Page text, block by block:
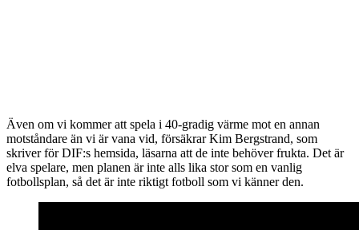
Även om vi kommer att spela i 40-gradig värme mot en annan
motståndare än vi är vana vid, försäkrar Kim Bergstrand, som
skriver för DIF:s hemsida, läsarna att de inte behöver frukta. Det är
elva spelare, men planen är inte alls lika stor som en vanlig
fotbollsplan, så det är inte riktigt fotboll som vi känner den.